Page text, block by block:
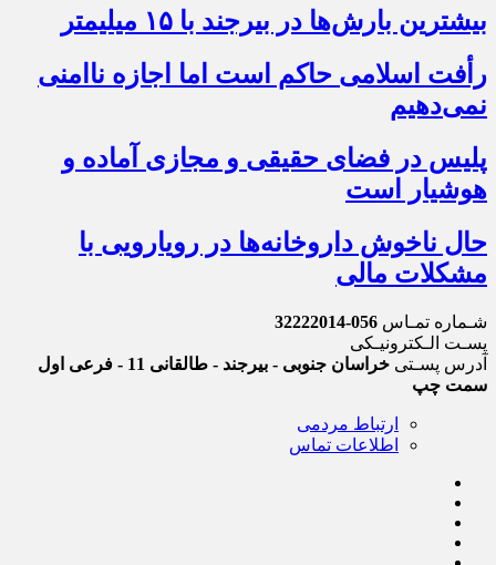
بیشترین بارش‌ها در بیرجند با ۱۵ میلیمتر
رأفت اسلامی حاکم است اما اجازه ناامنی
نمی‌دهیم
پلیس در فضای حقیقی و مجازی آماده و
هوشیار است
حال ناخوش داروخانه‌ها در رویارویی با
مشکلات مالی
شـماره تمـاس 056-32222014
پسـت الـکترونیـکی
آدرس پسـتی
خراسان جنوبی - بیرجند - طالقانی 11 - فرعی اول
سمت چپ
ارتباط مردمی
اطلاعات تماس